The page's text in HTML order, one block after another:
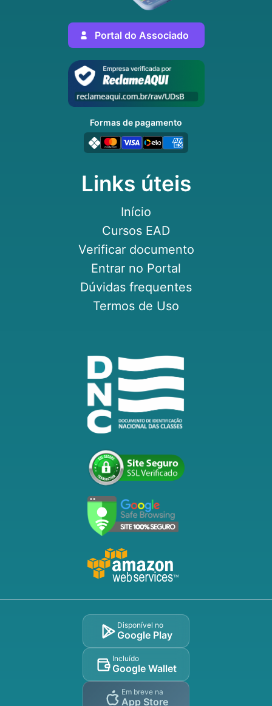
Links úteis
Início
Cursos EAD
Verificar documento
Entrar no Portal
Dúvidas frequentes
Termos de Uso
Portal do Associado
Formas de pagamento
Disponível no
Google Play
Incluído
Google Wallet
Em breve na
App Store